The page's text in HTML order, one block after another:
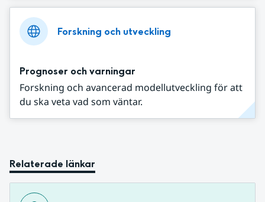
Forskning och utveckling
Prognoser och varningar
Forskning och avancerad modellutveckling för att
du ska veta vad som väntar.
Relaterade länkar